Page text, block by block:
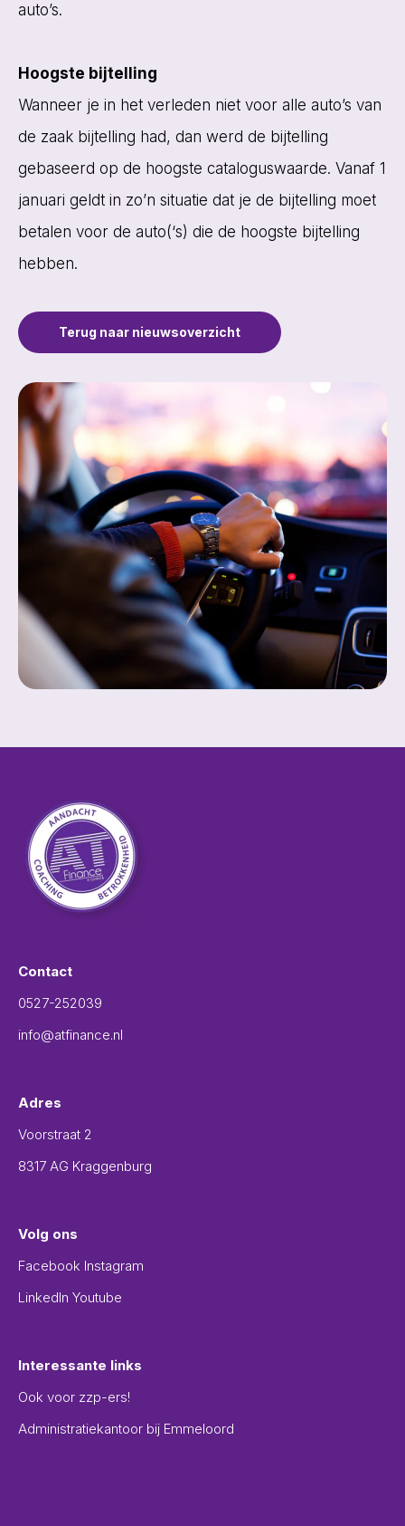
auto’s.
Hoogste bijtelling
Wanneer je in het verleden niet voor alle auto’s van
de zaak bijtelling had, dan werd de bijtelling
gebaseerd op de hoogste cataloguswaarde. Vanaf 1
januari geldt in zo’n situatie dat je de bijtelling moet
betalen voor de auto(‘s) die de hoogste bijtelling
hebben.
Terug naar nieuwsoverzicht
Contact
0527-252039
info@atfinance.nl
Adres
Voorstraat 2
8317 AG Kraggenburg
Volg ons
Facebook Instagram
LinkedIn Youtube
Interessante links
Ook voor zzp-ers!
Administratiekantoor bij Emmeloord